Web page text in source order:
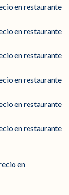
en restaurante
en restaurante
en restaurante
en restaurante
en restaurante
en restaurante
en